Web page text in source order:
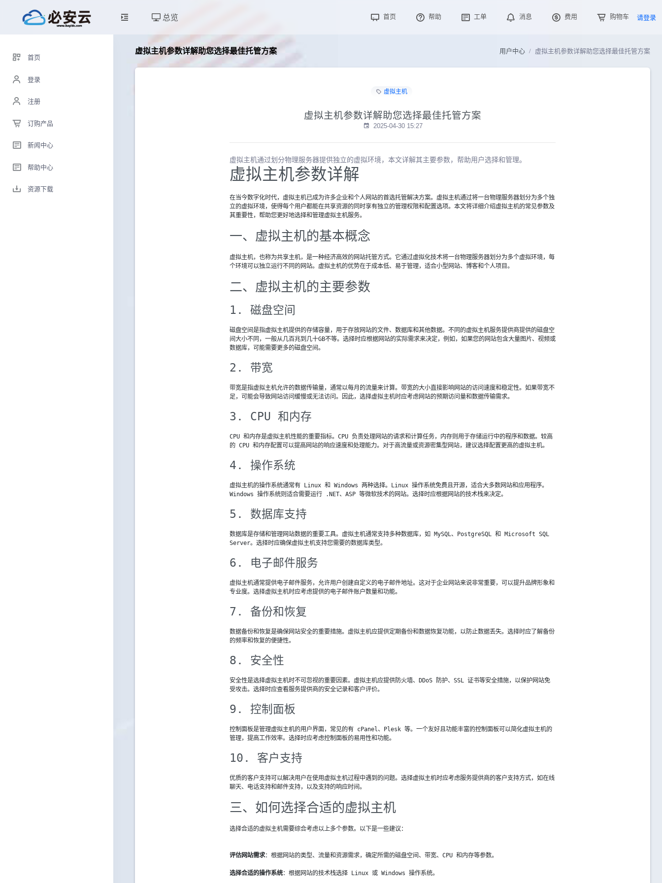
总览 首页 帮助 工单 消息 费用 购物车 请登录
首页
登录
注册
订购产品
新闻中心
帮助中心
资源下载
虚拟主机参数详解助您选择最佳托管方案 用户中心 虚拟主机参数详解助您选择最佳托管方案
虚拟主机
虚拟主机参数详解助您选择最佳托管方案
2025-04-30 15:27
虚拟主机通过划分物理服务器提供独立的虚拟环境，本文详解其主要参数，帮助用户选择和管理。
虚拟主机参数详解
在当今数字化时代，虚拟主机已成为许多企业和个人网站的首选托管解决方案。虚拟主机通过将一台物理服务器划分为多个独
立的虚拟环境，使得每个用户都能在共享资源的同时享有独立的管理权限和配置选项。本文将详细介绍虚拟主机的常见参数及
其重要性，帮助您更好地选择和管理虚拟主机服务。
一、虚拟主机的基本概念
虚拟主机，也称为共享主机，是一种经济高效的网站托管方式。它通过虚拟化技术将一台物理服务器划分为多个虚拟环境，每
个环境可以独立运行不同的网站。虚拟主机的优势在于成本低、易于管理，适合小型网站、博客和个人项目。
二、虚拟主机的主要参数
1. 磁盘空间
磁盘空间是指虚拟主机提供的存储容量，用于存放网站的文件、数据库和其他数据。不同的虚拟主机服务提供商提供的磁盘空
间大小不同，一般从几百兆到几十GB不等。选择时应根据网站的实际需求来决定，例如，如果您的网站包含大量图片、视频或
数据库，可能需要更多的磁盘空间。
2. 带宽
带宽是指虚拟主机允许的数据传输量，通常以每月的流量来计算。带宽的大小直接影响网站的访问速度和稳定性。如果带宽不
足，可能会导致网站访问缓慢或无法访问。因此，选择虚拟主机时应考虑网站的预期访问量和数据传输需求。
3. CPU 和内存
CPU 和内存是虚拟主机性能的重要指标。CPU 负责处理网站的请求和计算任务，内存则用于存储运行中的程序和数据。较高
的 CPU 和内存配置可以提高网站的响应速度和处理能力。对于高流量或资源密集型网站，建议选择配置更高的虚拟主机。
4. 操作系统
虚拟主机的操作系统通常有 Linux 和 Windows 两种选择。Linux 操作系统免费且开源，适合大多数网站和应用程序。
Windows 操作系统则适合需要运行 .NET、ASP 等微软技术的网站。选择时应根据网站的技术栈来决定。
5. 数据库支持
数据库是存储和管理网站数据的重要工具。虚拟主机通常支持多种数据库，如 MySQL、PostgreSQL 和 Microsoft SQL
Server。选择时应确保虚拟主机支持您需要的数据库类型。
6. 电子邮件服务
虚拟主机通常提供电子邮件服务，允许用户创建自定义的电子邮件地址。这对于企业网站来说非常重要，可以提升品牌形象和
专业度。选择虚拟主机时应考虑提供的电子邮件账户数量和功能。
7. 备份和恢复
数据备份和恢复是确保网站安全的重要措施。虚拟主机应提供定期备份和数据恢复功能，以防止数据丢失。选择时应了解备份
的频率和恢复的便捷性。
8. 安全性
安全性是选择虚拟主机时不可忽视的重要因素。虚拟主机应提供防火墙、DDoS 防护、SSL 证书等安全措施，以保护网站免
受攻击。选择时应查看服务提供商的安全记录和客户评价。
9. 控制面板
控制面板是管理虚拟主机的用户界面，常见的有 cPanel、Plesk 等。一个友好且功能丰富的控制面板可以简化虚拟主机的
管理，提高工作效率。选择时应考虑控制面板的易用性和功能。
10. 客户支持
优质的客户支持可以解决用户在使用虚拟主机过程中遇到的问题。选择虚拟主机时应考虑服务提供商的客户支持方式，如在线
聊天、电话支持和邮件支持，以及支持的响应时间。
三、如何选择合适的虚拟主机
选择合适的虚拟主机需要综合考虑以上多个参数。以下是一些建议：
评估网站需求：根据网站的类型、流量和资源需求，确定所需的磁盘空间、带宽、CPU 和内存等参数。
选择合适的操作系统：根据网站的技术栈选择 Linux 或 Windows 操作系统。